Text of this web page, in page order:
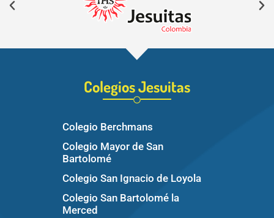
Colegios Jesuitas
Colegio Berchmans
Colegio Mayor de San
Bartolomé
Colegio San Ignacio de Loyola
Colegio San Bartolomé la
Merced